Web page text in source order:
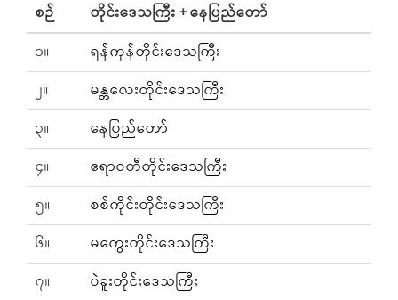
စဉ်
တိုင်းဒေသကြီး + နေပြည်တော်
၁။
ရန်ကုန်တိုင်းဒေသကြီး
၂။
မန္တလေးတိုင်းဒေသကြီး
၃။
နေပြည်တော်
၄။
ဧရာဝတီတိုင်းဒေသကြီး
၅။
စစ်ကိုင်းတိုင်းဒေသကြီး
၆။
မကွေးတိုင်းဒေသကြီး
၇။
ပဲခူးတိုင်းဒေသကြီး